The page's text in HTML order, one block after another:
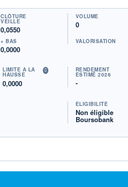
CLÔTURE
VEILLE
0,0550
+ BAS
0,0000
VOLUME
0
VALORISATION
LIMITE À LA
HAUSSE
0,0000
RENDEMENT
ESTIMÉ 2026
-
ÉLIGIBILITÉ
Non éligible
Boursobank